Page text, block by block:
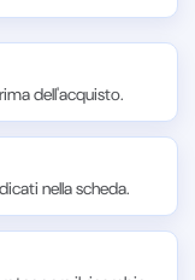
dell'acquisto.
nella scheda.